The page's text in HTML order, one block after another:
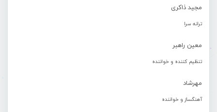
مجید ذاکری
ترانه سرا
معین راهبر
تنظیم کننده و خواننده
مهرشاد
آهنگساز و خواننده